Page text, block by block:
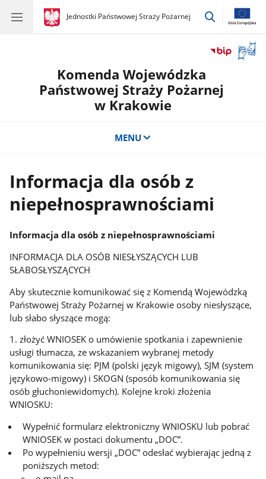
gov.pl
Jednostki Państwowej Straży Pożarnej
gov.pl
Jednostki
przejdź
okno
Komenda Wojewódzka
Państwowej Straży Pożarnej
w Krakowie
MENU
Informacja dla osób z
niepełnosprawnościami
Informacja dla osób z niepełnosprawnościami
INFORMACJA DLA OSÓB NIESŁYSZĄCYCH LUB
SŁABOSŁYSZĄCYCH
Aby skutecznie komunikować się z Komendą Wojewódzką
Państwowej Straży Pożarnej w Krakowie osoby niesłyszące,
lub słabo słyszące mogą:
1. złożyć WNIOSEK o umówienie spotkania i zapewnienie
usługi tłumacza, ze wskazaniem wybranej metody
komunikowania się: PJM (polski język migowy), SJM (system
językowo-migowy) i SKOGN (sposób komunikowania się
osób głuchoniewidomych). Kolejne kroki złożenia
WNIOSKU:
Wypełnić formularz elektroniczny WNIOSKU lub pobrać
WNIOSEK w postaci dokumentu „DOC”.
Po wypełnieniu wersji „DOC” odesłać wybierając jedną z
poniższych metod: